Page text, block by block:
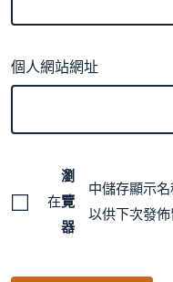
個人網站網址
在
瀏
覽
器
中儲存顯示
以供下次發佈